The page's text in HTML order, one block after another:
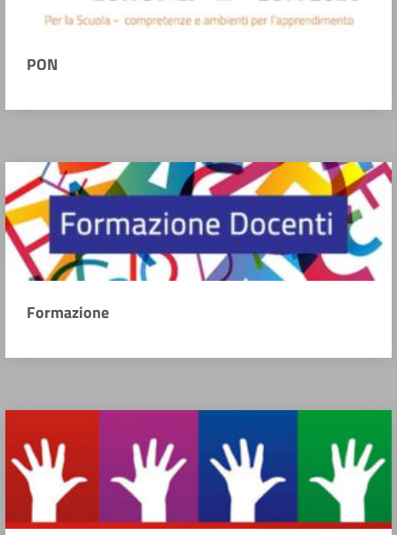
PON
Formazione